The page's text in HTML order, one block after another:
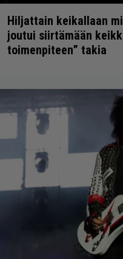
Hiljattain keikallaan
joutui siirtämään
toimenpiteen” takia